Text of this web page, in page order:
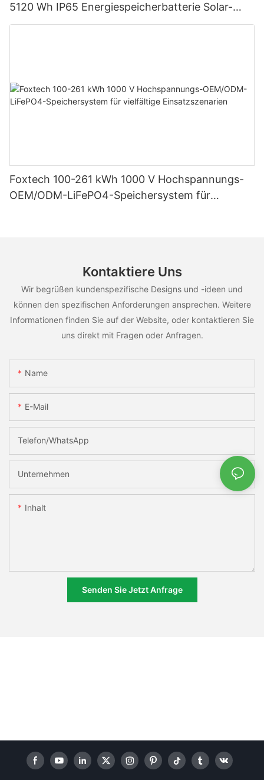
5120 Wh IP65 Energiespeicherbatterie Solar-
Heimsysteme
Foxtech 100-261 kWh 1000 V Hochspannungs-
OEM/ODM-LiFePO4-Speichersystem für
Kontaktiere Uns
Wir begrüßen kundenspezifische Designs und -ideen und
können den spezifischen Anforderungen ansprechen. Weitere
Informationen finden Sie auf der Website, oder kontaktieren Sie
uns direkt mit Fragen oder Anfragen.
Name
E-Mail
Telefon/WhatsApp
Unternehmen
Inhalt
Senden Sie Jetzt Anfrage